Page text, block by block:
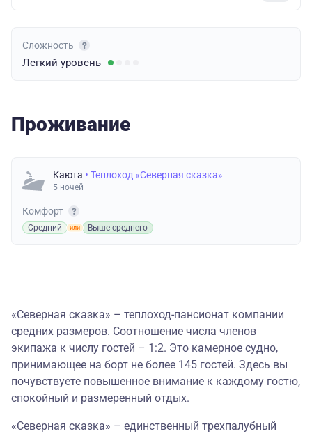
Сложность
Легкий уровень
Проживание
Каюта • Теплоход «Северная сказка»
5 ночей
Комфорт
Средний Выше среднего
«Северная сказка» – теплоход-пансионат компании
средних размеров. Соотношение числа членов
экипажа к числу гостей – 1:2. Это камерное судно,
принимающее на борт не более 145 гостей. Здесь вы
почувствуете повышенное внимание к каждому гостю,
спокойный и размеренный отдых.
«Северная сказка» – единственный трехпалубный